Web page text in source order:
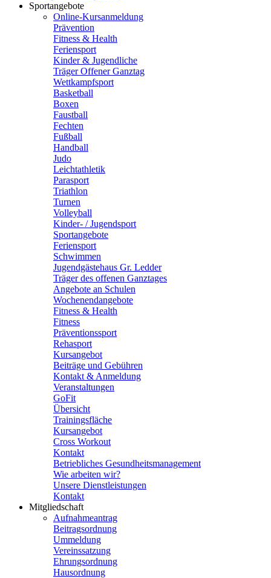
Sportangebote
Online-Kursanmeldung
Prävention
Fitness & Health
Feriensport
Kinder & Jugendliche
Träger Offener Ganztag
Wettkampfsport
Basketball
Boxen
Faustball
Fechten
Fußball
Handball
Judo
Leichtathletik
Parasport
Triathlon
Turnen
Volleyball
Kinder- / Jugendsport
Sportangebote
Feriensport
Schwimmen
Jugendgästehaus Gr. Ledder
Träger des offenen Ganztages
Angebote an Schulen
Wochenendangebote
Fitness & Health
Fitness
Präventionssport
Rehasport
Kursangebot
Beiträge und Gebühren
Kontakt & Anmeldung
Veranstaltungen
GoFit
Übersicht
Trainingsfläche
Kursangebot
Cross Workout
Kontakt
Betriebliches Gesundheitsmanagement
Wie arbeiten wir?
Unsere Dienstleistungen
Kontakt
Mitgliedschaft
Aufnahmeantrag
Beitragsordnung
Ummeldung
Vereinssatzung
Ehrungsordnung
Hausordnung